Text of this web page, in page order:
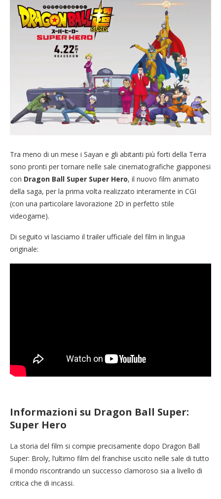
Tra meno di un mese i Sayan e gli abitanti più forti della Terra
sono pronti per tornare nelle sale cinematografiche giapponesi
con Dragon Ball Super Super Hero, il nuovo film animato
della saga, per la prima volta realizzato interamente in CGI
(con una particolare lavorazione 2D in perfetto stile
videogame).
Di seguito vi lasciamo il trailer ufficiale del film in lingua
originale:
Informazioni su Dragon Ball Super:
Super Hero
La storia del film si compie precisamente dopo Dragon Ball
Super: Broly, l’ultimo film del franchise uscito nelle sale di tutto
il mondo riscontrando un successo clamoroso sia a livello di
critica che di incassi.